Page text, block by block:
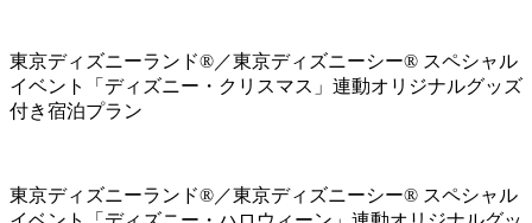
東京ディズニーランド®／東京ディズニーシー® スペシャル
イベント「ディズニー・クリスマス」連動オリジナルグッズ
付き宿泊プラン
東京ディズニーランド®／東京ディズニーシー® スペシャル